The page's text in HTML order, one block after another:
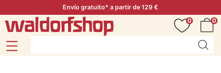
Envío gratuito* a partir de 129 €
0
0